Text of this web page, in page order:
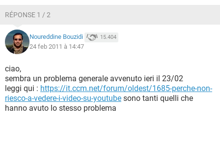
RÉPONSE 1 / 2
Noureddine Bouzidi 15.404
24 feb 2011 à 14:47
ciao,
sembra un problema generale avvenuto ieri il 23/02
leggi qui : https://it.ccm.net/forum/oldest/1685-perche-non-
riesco-a-vedere-i-video-su-youtube sono tanti quelli che
hanno avuto lo stesso problema